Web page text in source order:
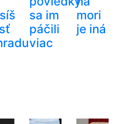
sa im
páčili
viac
mori
je iná